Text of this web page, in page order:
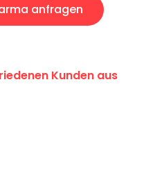
anfragen
Kunden aus